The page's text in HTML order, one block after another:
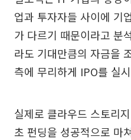
업과 투자자들 사이에 기
가 다르기 때문이라고 분
라도 기대만큼의 자금을
측에 무리하게 IPO를 실
실제로 클라우드 스토리
초 펀딩을 성공적으로 마